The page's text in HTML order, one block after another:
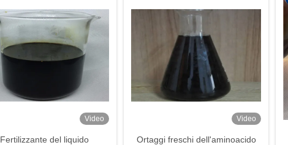
Video
Fertilizzante del liquido
Video
Ortaggi freschi dell'aminoacido